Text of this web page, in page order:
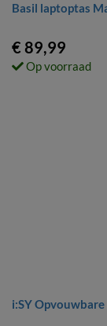
Basil laptoptas
€ 89,99
Op voorraad
i:SY